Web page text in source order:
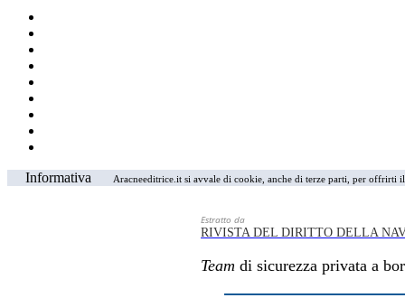
Informativa Aracneeditrice.it si avvale di cookie, anche di terze parti, per
Estratto da
RIVISTA DEL DIRITTO DELLA
Team di sicurezza privata a